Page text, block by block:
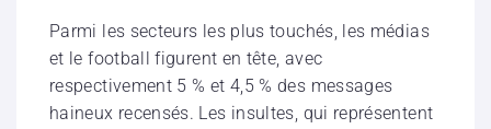
Parmi les secteurs les plus touchés, les médias
et le football figurent en tête, avec
respectivement 5 % et 4,5 % des messages
haineux recensés. Les insultes, qui représentent